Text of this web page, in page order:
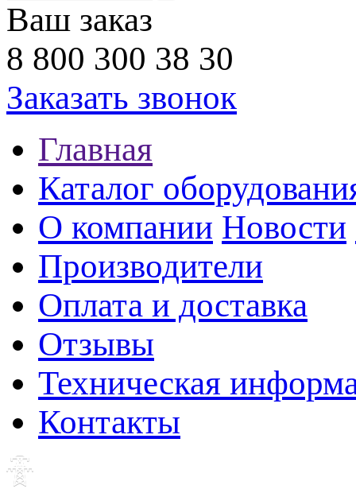
Ваш заказ
8 800 300 38 30
Заказать звонок
Главная
Каталог
О компании Новости
Производители
Оплата и доставка
Отзывы
Техническая
Контакты